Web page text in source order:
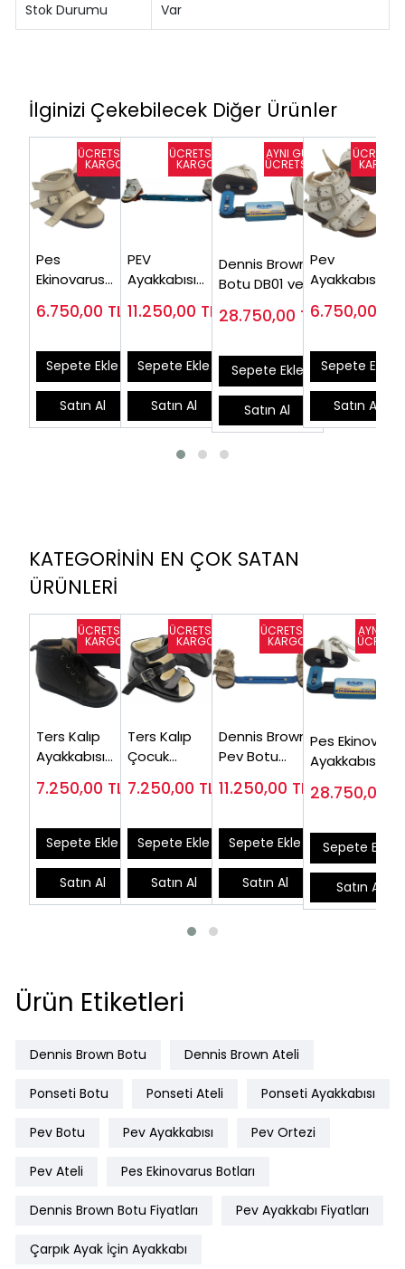
Stok Durumu Var
İlginizi Çekebilecek Diğer Ürünler
Pes
Ekinovarus
Ayakkabısı
6.750,00 TL
Sepete Ekle
Satın Al
PEV
Ayakkabısı
Hareketli
11.250,00 TL
Sepete Ekle
Satın Al
Dennis Brown
Botu DB01 ve
Avrupa Ateli
28.750,00 TL
Sepete Ekle
Satın Al
Pev
Ayakkabısı
6.750,00
Sepete Ekle
Satın Al
KATEGORİNİN EN ÇOK SATAN
ÜRÜNLERİ
Ters Kalıp
Ayakkabısı
7.250,00 TL
Sepete Ekle
Satın Al
Ters Kalıp
Çocuk
CF02 (Ters
7.250,00 TL
Sepete Ekle
Satın Al
Dennis Brown
Pev Botu
Atel (Takım
11.250,00 TL
Sepete Ekle
Satın Al
Pes
Ayakkabısı
Dorsifleksiyon
28.750,00
Sepete Ekle
Satın Al
Ürün Etiketleri
Dennis Brown Botu Dennis Brown Ateli
Ponseti Botu Ponseti Ateli Ponseti Ayakkabısı
Pev Botu Pev Ayakkabısı Pev Ortezi
Pev Ateli Pes Ekinovarus Botları
Dennis Brown Botu Fiyatları Pev Ayakkabı Fiyatları
Çarpık Ayak İçin Ayakkabı